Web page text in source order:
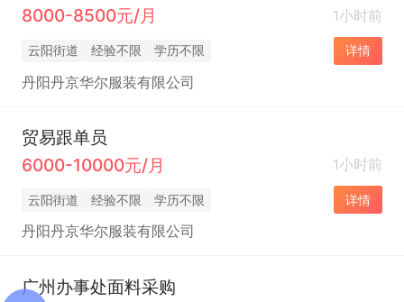
8000-8500元/月
1小时前
云阳街道 经验不限 学历不限 详情
丹阳丹京华尔服装有限公司
贸易跟单员
6000-10000元/月
1小时前
云阳街道 经验不限 学历不限 详情
丹阳丹京华尔服装有限公司
广州办事处面料采购